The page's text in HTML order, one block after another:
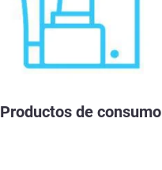
Productos de consumo